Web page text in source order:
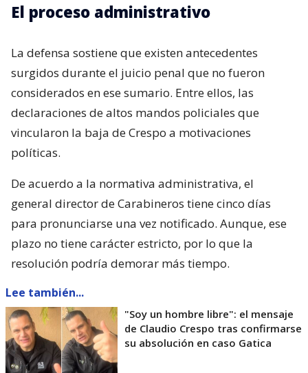
El proceso administrativo
La defensa sostiene que existen antecedentes
surgidos durante el juicio penal que no fueron
considerados en ese sumario. Entre ellos, las
declaraciones de altos mandos policiales que
vincularon la baja de Crespo a motivaciones
políticas.
De acuerdo a la normativa administrativa, el
general director de Carabineros tiene cinco días
para pronunciarse una vez notificado. Aunque, ese
plazo no tiene carácter estricto, por lo que la
resolución podría demorar más tiempo.
Lee también...
"Soy un hombre libre": el mensaje
de Claudio Crespo tras confirmarse
su absolución en caso Gatica